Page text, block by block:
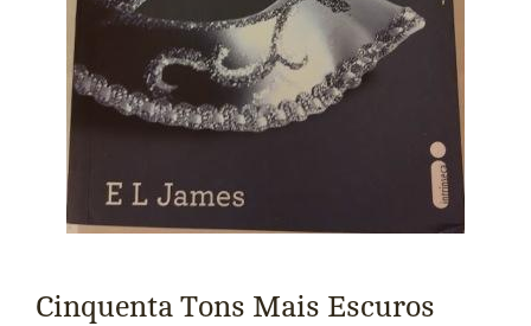
Cinquenta Tons Mais Escuros